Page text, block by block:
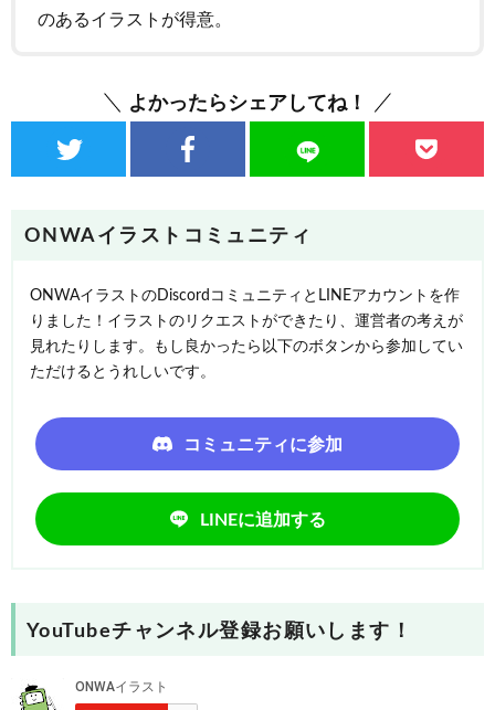
のあるイラストが得意。
よかったらシェアしてね！
ONWAイラストコミュニティ
ONWAイラストのDiscordコミュニティとLINEアカウントを作
りました！イラストのリクエストができたり、運営者の考えが
見れたりします。もし良かったら以下のボタンから参加してい
ただけるとうれしいです。
コミュニティに参加
LINEに追加する
YouTubeチャンネル登録お願いします！